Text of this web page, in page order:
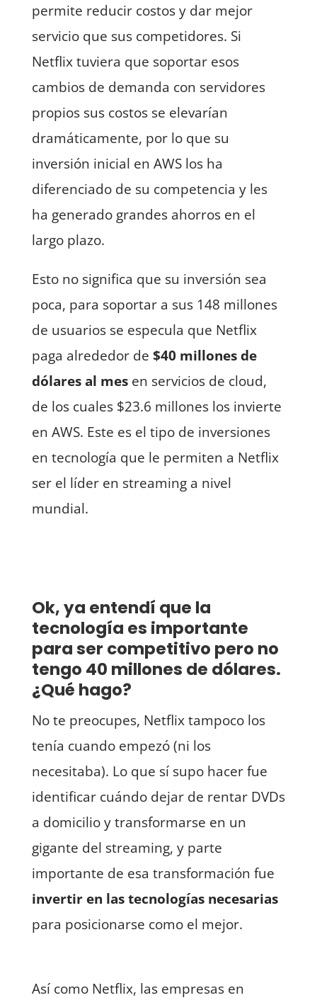
permite reducir costos y dar mejor
servicio que sus competidores. Si
Netflix tuviera que soportar esos
cambios de demanda con servidores
propios sus costos se elevarían
dramáticamente, por lo que su
inversión inicial en AWS los ha
diferenciado de su competencia y les
ha generado grandes ahorros en el
largo plazo.
Esto no significa que su inversión sea
poca, para soportar a sus 148 millones
de usuarios se especula que Netflix
paga alrededor de $40 millones de
dólares al mes en servicios de cloud,
de los cuales $23.6 millones los invierte
en AWS. Este es el tipo de inversiones
en tecnología que le permiten a Netflix
ser el líder en streaming a nivel
mundial.
Ok, ya entendí que la
tecnología es importante
para ser competitivo pero no
tengo 40 millones de dólares.
¿Qué hago?
No te preocupes, Netflix tampoco los
tenía cuando empezó (ni los
necesitaba). Lo que sí supo hacer fue
identificar cuándo dejar de rentar DVDs
a domicilio y transformarse en un
gigante del streaming, y parte
importante de esa transformación fue
invertir en las tecnologías necesarias
para posicionarse como el mejor.
Así como Netflix, las empresas en